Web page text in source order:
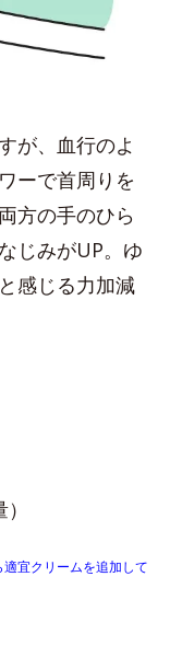
が、血行のよ
ーで首周りを
方の手のひら
じみがUP。ゆ
感じる力加減
宜クリームを追加して